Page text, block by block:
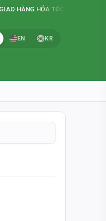
HỎA TỐC 2H-4H TẠI TP.HCM
EN KR